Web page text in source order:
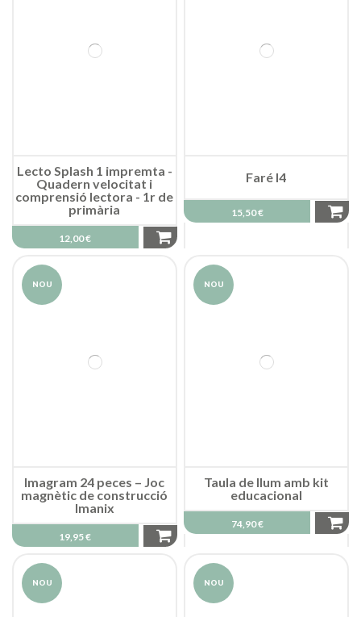
Lecto Splash 1 impremta -
Quadern velocitat i
comprensió lectora - 1r de
primària
12,00 €
Faré I4
15,50 €
NOU
Imagram 24 peces – Joc
magnètic de construcció
Imanix
19,95 €
NOU
Taula de llum amb kit
educacional
74,90 €
NOU NOU